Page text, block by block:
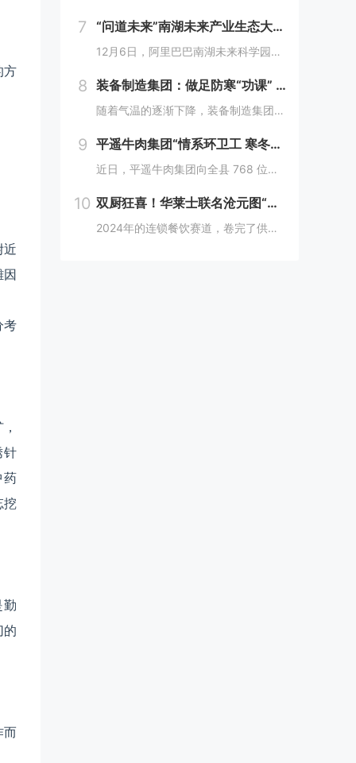
方
考
针
药
挖
而
7 “问道未来”南湖未来产业生态大会，阿里巴巴南湖未来科学园正式宣布开园
12月6日，阿里巴巴南湖未来科学园正式宣布开园，并同期举办了“问道未来——南湖未来产业生态大会”。此次活动中，由阿里巴巴达摩院主导的湖畔实验室、中国科学院院士叶志镇团队、西湖大学裴端卿教授实验室等共计106家科技创新企业及实验室正式入驻并举...
8 装备制造集团：做足防寒“功课” 全力备战“冬考”
随着气温的逐渐下降，装备制造集团各单位坚持早安排、早准备、早落实，超前部署、多措并举做好防冻保暖工作，全力保障冬季生产安全稳定运行。“报告值班长，井口热风机组经过全面检修维护，昨天进行了试运转，一切正常。”寺河煤矿二号井机电运行工区班前会上...
9 平遥牛肉集团“情系环卫工 寒冬暖人心”
近日，平遥牛肉集团向全县 768 位环卫工人捐赠了价值15万余元的保暖衣和保温杯。这一善举主要源于对环卫工人辛勤付出的由衷敬意。他们每日穿梭在平遥的大街小巷，无畏寒暑，为城市的整洁默默奉献，这种精神深深触动了平遥牛肉集团...
10 双厨狂喜！华莱士联名沧元图“破圈儿”二次元
2024年的连锁餐饮赛道，卷完了供应链、卷完了规模，开始卷起了营销和文化，而作为我国连锁快餐的龙头企业，华莱士无疑是最会玩儿的“玩家”之一。日前，华莱士联名沧元图，用国潮、国漫文化，破圈儿二次元，掀起了“华门信徒”和二次元粉丝的“双厨狂喜”...